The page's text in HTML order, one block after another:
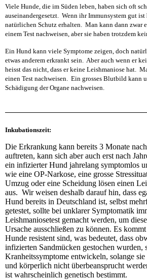
Viele Hunde, die im Süden leben, haben sich oft
auseinandergesetzt. Wenn ihr Immunsystem gut ist
natürlichen Schutz erhalten. Man kann dann zwar
einem Test nachweisen, aber sie haben trotzdem
Ein Hund kann viele Symptome zeigen, doch
etwas anderem erkrankt sein. Aber auch wenn er
heisst das nicht, dass er keine Leishmaniose hat.
einen Test nachweisen. Ein grosses Blutbild kann
Schädigung der Organe nachweisen.
Inkubationszeit:
Die Erkrankung kann bereits 3 Monate
auftreten, kann sich aber auch erst nach
ein infizierter Hund jahrelang symptomlos
wie eine OP-Narkose, eine grosse
Umzug oder eine Scheidung lösen einen
aus. Wir weisen deshalb darauf hin, dass
Hund bereits in Deutschland ist, selbst
getestet, sollte bei unklarer Symptomatik
Leishmaniosetest gemacht werden, um diese
Ursache ausschließen zu können. Es
Hunde resistent sind, was bedeutet, dass
infizierten Sandmücken gestochen wurden,
Kranheitssymptome entwickeln, solange
und körperlich nicht überbeansprucht
ist wahrscheinlich genetisch bestimmt.